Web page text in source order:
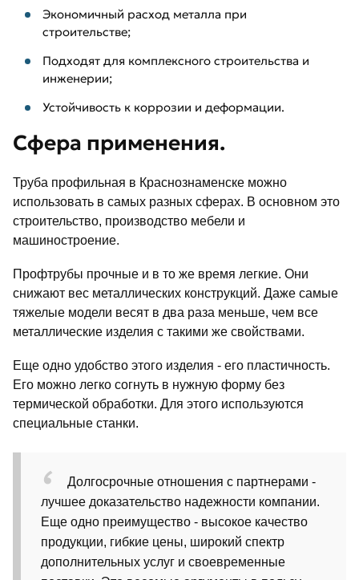
Экономичный расход металла при
строительстве;
Подходят для комплексного строительства и
инженерии;
Устойчивость к коррозии и деформации.
Сфера применения.
Труба профильная в Краснознаменске можно
использовать в самых разных сферах. В основном это
строительство, производство мебели и
машиностроение.
Профтрубы прочные и в то же время легкие. Они
снижают вес металлических конструкций. Даже самые
тяжелые модели весят в два раза меньше, чем все
металлические изделия с такими же свойствами.
Еще одно удобство этого изделия - его пластичность.
Его можно легко согнуть в нужную форму без
термической обработки. Для этого используются
специальные станки.
Долгосрочные отношения с партнерами -
лучшее доказательство надежности компании.
Еще одно преимущество - высокое качество
продукции, гибкие цены, широкий спектр
дополнительных услуг и своевременные